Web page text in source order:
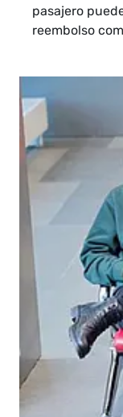
pasajero
reembolso